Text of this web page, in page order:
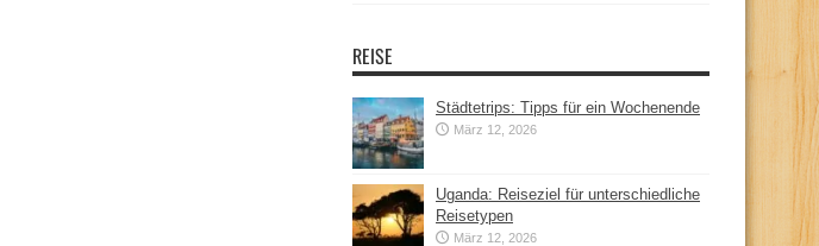
REISE
Städtetrips: Tipps für ein Wochenende
März 12, 2026
Uganda: Reiseziel für unterschiedliche
Reisetypen
März 12, 2026